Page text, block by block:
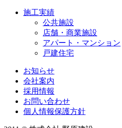
施工実績
公共施設
店舗・商業施設
アパート・マンション
戸建住宅
お知らせ
会社案内
採用情報
お問い合わせ
個人情報保護方針